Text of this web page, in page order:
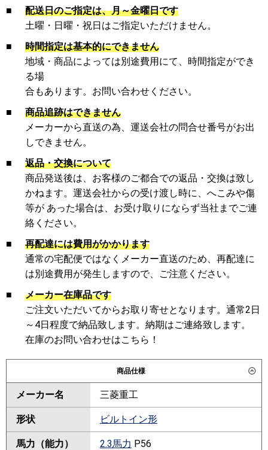
■
配送日のご指定は、月～金曜日です
土曜・日曜・祝日はご指定いただけません。
■
時間指定は基本的にできません
地域・商品によっては別途費用にて、時間指定ができ
る場
合もあります。お問い合わせください。
■
商品追跡はできません
メーカーから直送の為、運送会社の問合せ番号がお出
しできません。
■
返品・交換について
商品発送後は、お客様のご都合での返品・交換は致し
かねます。運送会社からの受け渡し時に、へこみや傷
等が あった場合は、お受け取りにならず当社までご連
絡ください。
■
再配達には費用がかかります
通常の宅配便ではなくメーカー直送のため、再配達に
は別途費用が発生しますので、ご注意ください。
■
メーカー在庫品です
ご注文いただいてからお取り寄せとなります。通常2日
～4日程度で納品致します。納期はご連絡致します。
在庫のお問い合わせはこちら！
商品仕様
メーカー名 三菱重工
形状 ビルトイン形
馬力（能力） 2.3馬力 P56